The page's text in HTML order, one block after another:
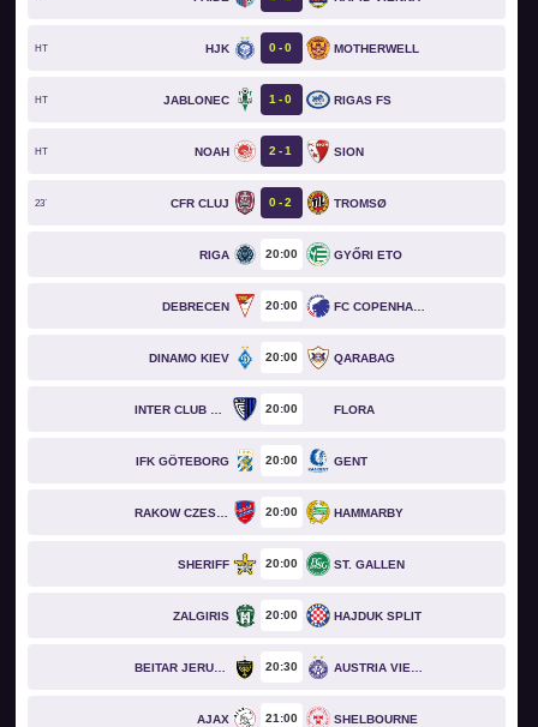
HT HJK 0 0 MOTHERWELL
HT JABLONEC 1 0 RIGAS FS
HT NOAH 2 1 SION
23` CFR CLUJ 0 2 TROMSØ
RIGA 20 00 GYŐRI ETO
DEBRECEN 20 00 FC COPENHAGEN
DINAMO KIEV 20 00 QARABAG
20 00 FLORA
IFK GÖTEBORG 20 00 GENT
RAKOW CZESTOCHOWA 20 00 HAMMARBY
SHERIFF 20 00 ST. GALLEN
ZALGIRIS 20 00 HAJDUK SPLIT
BEITAR JERUSALEM 20 30
AJAX 21 00 SHELBOURNE